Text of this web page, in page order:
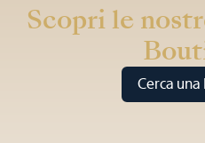
Scopri le
Cerca